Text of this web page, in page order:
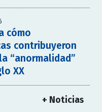
cómo
contribuyeron
“anormalidad”
XX
+ Noticias